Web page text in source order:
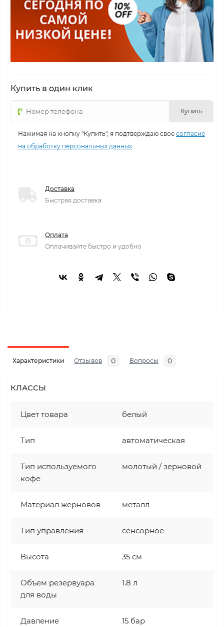
Купить в один клик
Купить
Нажимая на кнопку "Купить", я подтверждаю свое согласие
на обработку персональных данных
Доставка
Быстрая доставка
Оплата
Оплачивайте быстро и удобно
Характеристики Отзывов 0 Вопросы 0
КЛАССЫ
Цвет товара белый
Тип автоматическая
Тип используемого
кофе
молотый / зерновой
Материал жерновов металл
Тип управления сенсорное
Высота 35 см
Объем резервуара
для воды
1.8 л
Давление 15 бар